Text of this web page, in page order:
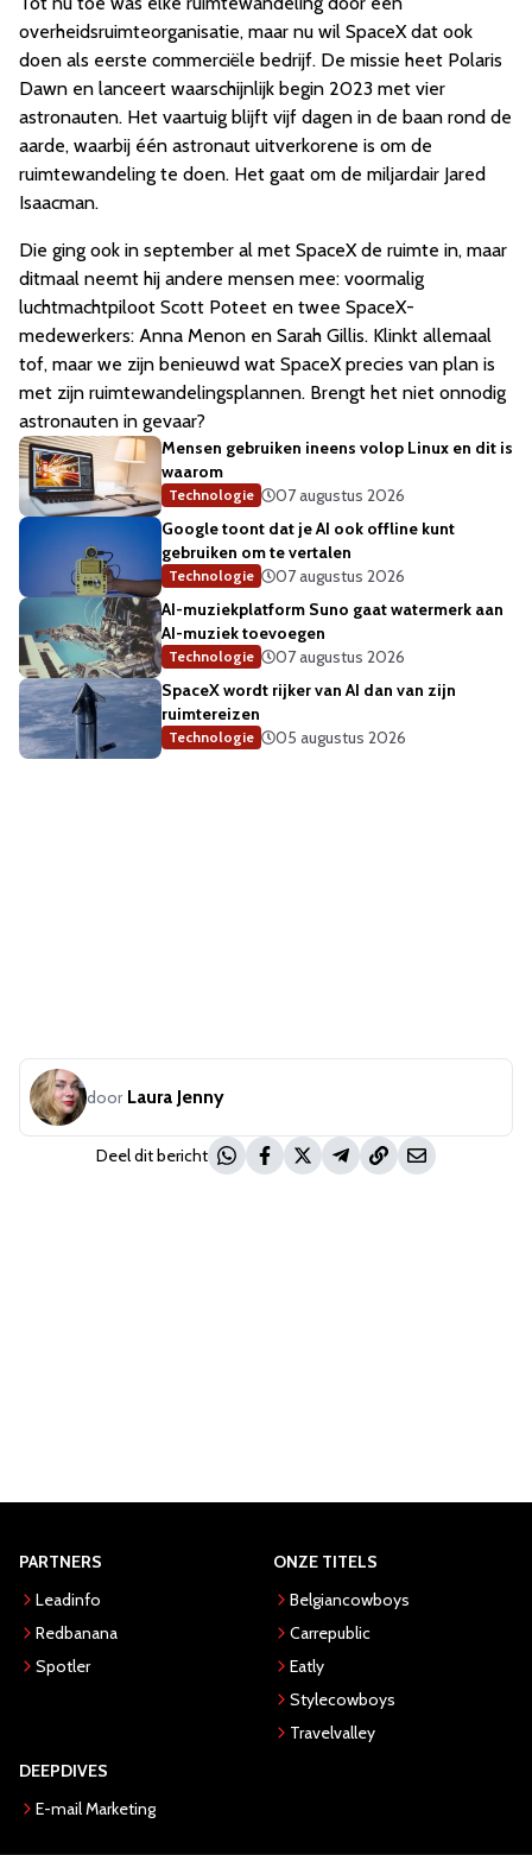
overheidsruimteorganisatie, maar nu wil SpaceX dat ook
doen als eerste commerciële bedrijf. De missie heet Polaris
Dawn en lanceert waarschijnlijk begin 2023 met vier
astronauten. Het vaartuig blijft vijf dagen in de baan rond de
aarde, waarbij één astronaut uitverkorene is om de
ruimtewandeling te doen. Het gaat om de miljardair Jared
Isaacman.
Die ging ook in september al met SpaceX de ruimte in, maar
ditmaal neemt hij andere mensen mee: voormalig
luchtmachtpiloot Scott Poteet en twee SpaceX-
medewerkers: Anna Menon en Sarah Gillis. Klinkt allemaal
tof, maar we zijn benieuwd wat SpaceX precies van plan is
met zijn ruimtewandelingsplannen. Brengt het niet onnodig
astronauten in gevaar?
Mensen gebruiken ineens volop Linux en dit is
waarom
Technologie
07 augustus 2026
Google toont dat je AI ook offline kunt
gebruiken om te vertalen
Technologie
07 augustus 2026
AI-muziekplatform Suno gaat watermerk aan
AI-muziek toevoegen
Technologie
07 augustus 2026
SpaceX wordt rijker van AI dan van zijn
ruimtereizen
Technologie 05 augustus 2026
door Laura Jenny
Deel dit bericht
PARTNERS
Leadinfo
Redbanana
Spotler
ONZE TITELS
Belgiancowboys
Carrepublic
Eatly
Stylecowboys
Travelvalley
DEEPDIVES
E-mail Marketing